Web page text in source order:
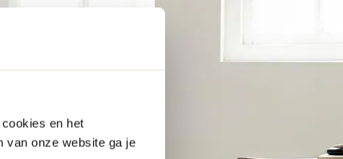
en het
van onze website ga je